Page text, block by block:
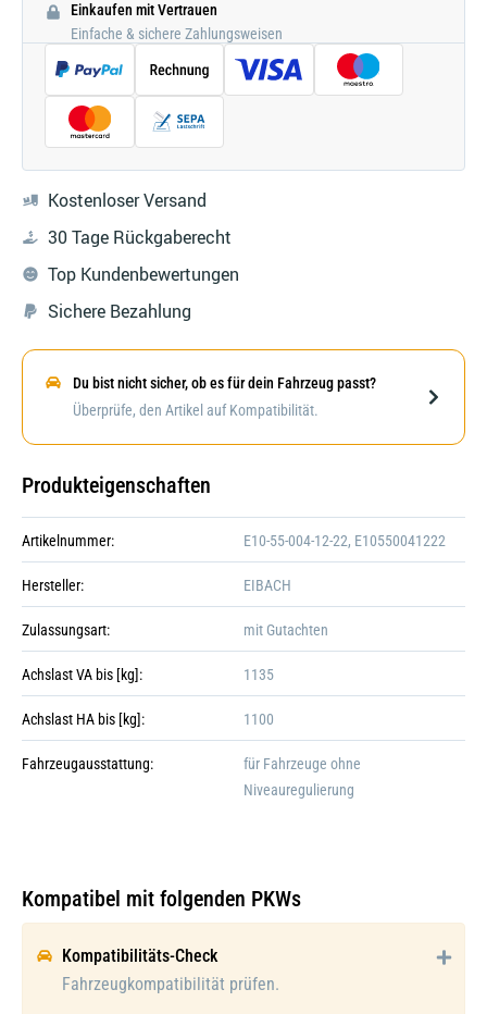
Einkaufen mit Vertrauen
Einfache & sichere Zahlungsweisen
Kostenloser Versand
30 Tage Rückgaberecht
Top Kundenbewertungen
Sichere Bezahlung
Darstellung kann abweichen
Galerie öffnen
Du bist nicht sicher, ob es für dein Fahrzeug passt?
Überprüfe, den Artikel auf Kompatibilität.
Produkteigenschaften
Artikelnummer: E10-55-004-12-22, E10550041222
Hersteller: EIBACH
Zulassungsart: mit Gutachten
Achslast VA bis [kg]: 1135
Achslast HA bis [kg]: 1100
Fahrzeugausstattung:
für Fahrzeuge ohne
Niveauregulierung
Kompatibel mit folgenden PKWs
Kompatibilitäts-Check
Fahrzeugkompatibilität prüfen.